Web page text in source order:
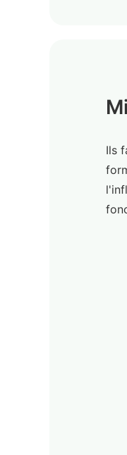
Ils